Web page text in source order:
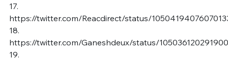
17.
https://twitter.com/Reacdirect/status/
18.
https://twitter.com/Ganeshdeux/status/
19.